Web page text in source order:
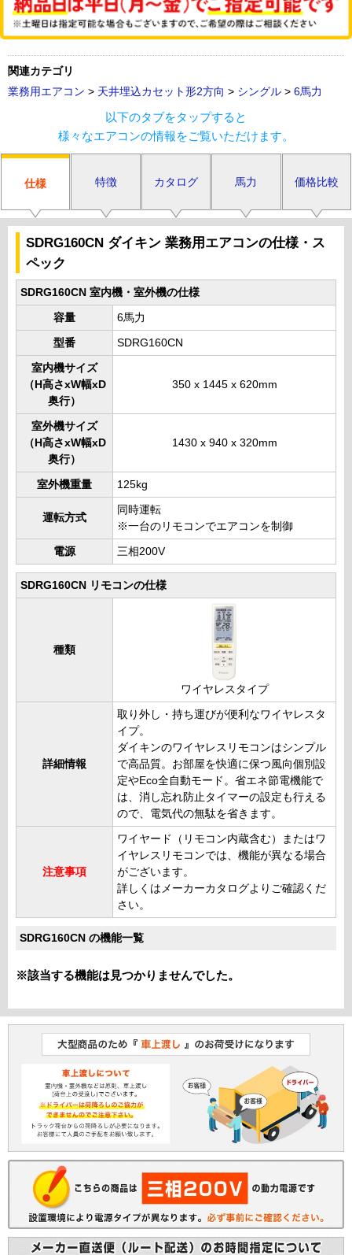
関連カテゴリ
業務用エアコン > 天井埋込カセット形2方向 > シングル > 6馬力
以下のタブをタップすると
様々なエアコンの情報をご覧いただけます。
仕様 特徴 カタログ 馬力 価格比較
SDRG160CN ダイキン 業務用エアコンの仕様・ス
ペック
SDRG160CN 室内機・室外機の仕様
容量 6馬力
型番 SDRG160CN
室内機サイズ
（H高さxW幅xD
奥行）
350 x 1445 x 620mm
室外機サイズ
（H高さxW幅xD
奥行）
1430 x 940 x 320mm
室外機重量 125kg
運転方式
同時運転
※一台のリモコンでエアコンを制御
電源 三相200V
SDRG160CN リモコンの仕様
種類
ワイヤレスタイプ
詳細情報
取り外し・持ち運びが便利なワイヤレスタ
イプ。
ダイキンのワイヤレスリモコンはシンプル
で高品質。お部屋を快適に保つ風向個別設
定やEco全自動モード。省エネ節電機能で
は、消し忘れ防止タイマーの設定も行える
ので、電気代の無駄を省きます。
注意事項
ワイヤード（リモコン内蔵含む）またはワ
イヤレスリモコンでは、機能が異なる場合
がございます。
詳しくはメーカーカタログよりご確認くだ
さい。
SDRG160CN の機能一覧
※該当する機能は見つかりませんでした。